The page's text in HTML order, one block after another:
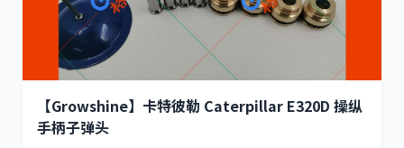
【Growshine】卡特彼勒 Caterpillar E320D 操纵
手柄子弹头